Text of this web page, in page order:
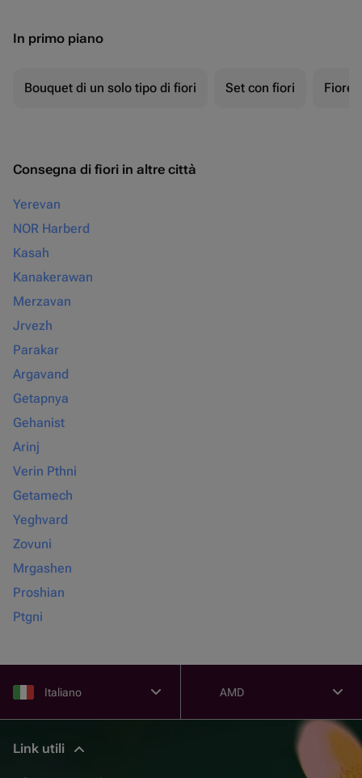
In primo piano
Bouquet di un solo tipo di fiori Set con fiori Fiore
Consegna di fiori in altre città
Yerevan
NOR Harberd
Kasah
Kanakerawan
Merzavan
Jrvezh
Parakar
Argavand
Getapnya
Gehanist
Arinj
Verin Pthni
Getamech
Yeghvard
Zovuni
Mrgashen
Proshian
Ptgni
Italiano AMD
Link utili